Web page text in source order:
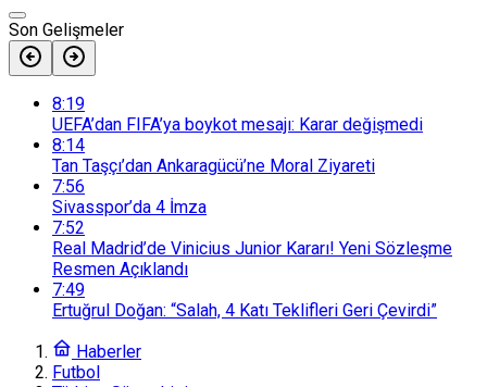
Son Gelişmeler
8:19
UEFA’dan FIFA’ya boykot mesajı: Karar değişmedi
8:14
Tan Taşçı’dan Ankaragücü’ne Moral Ziyareti
7:56
Sivasspor’da 4 İmza
7:52
Real Madrid’de Vinicius Junior Kararı! Yeni Sözleşme
Resmen Açıklandı
7:49
Ertuğrul Doğan: “Salah, 4 Katı Teklifleri Geri Çevirdi”
Haberler
Futbol